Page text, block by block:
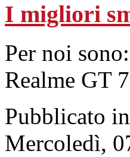
I migliori
Per noi
Realme GT
Pubblicato in
Mercoledì,